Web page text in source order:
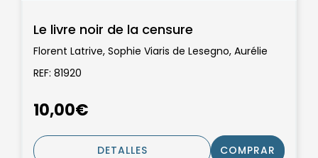
Le livre noir de la censure
Florent Latrive, Sophie Viaris de Lesegno, Aurélie
Fourest, Béatrice Chapaux, Guillaume Sauvage,
REF: 81920
10,00€
DETALLES COMPRAR